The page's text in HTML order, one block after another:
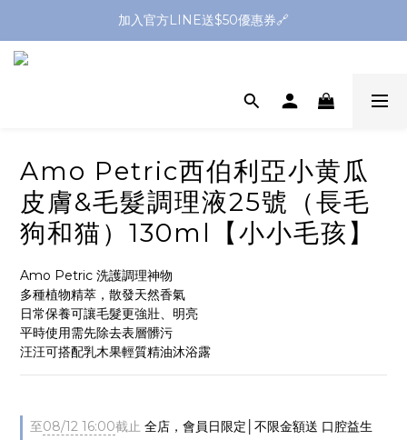
全館滿1299送平頭牙刷🪥滿2299送購物金$200
加入官方LINE送$50優惠券🔗
Amo Petric西伯利亞小黄瓜
皮膚&毛髮調理液25號（長毛
狗和猫）130ml【小小毛孩】
Amo Petric 洗護調理神物
多種植物精萃，散發天然香氣
日常保養可讓毛髮更強壯、明亮
平時使用需先除去表層髒污
汪汪可搭配乳木果輕質精油沐浴露
至08/12 16:00截止 全店，會員日限定│不限金額送 口腔益生